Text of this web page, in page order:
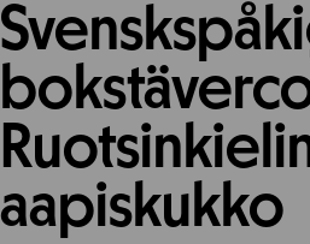
aapiskukko